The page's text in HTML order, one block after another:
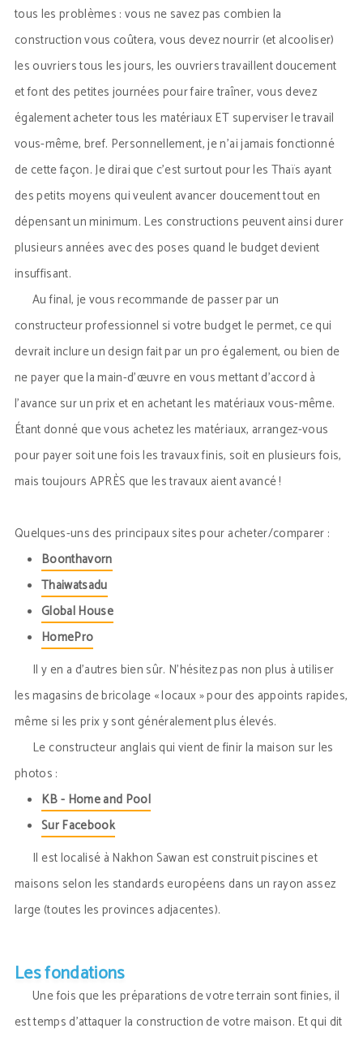
tous les problèmes : vous ne savez pas combien la
construction vous coûtera, vous devez nourrir (et alcooliser)
les ouvriers tous les jours, les ouvriers travaillent doucement
et font des petites journées pour faire traîner, vous devez
également acheter tous les matériaux ET superviser le travail
vous-même, bref. Personnellement, je n’ai jamais fonctionné
de cette façon. Je dirai que c’est surtout pour les Thaïs ayant
des petits moyens qui veulent avancer doucement tout en
dépensant un minimum. Les constructions peuvent ainsi durer
plusieurs années avec des poses quand le budget devient
insuffisant.
Au final, je vous recommande de passer par un
constructeur professionnel si votre budget le permet, ce qui
devrait inclure un design fait par un pro également, ou bien de
ne payer que la main-d’œuvre en vous mettant d’accord à
l’avance sur un prix et en achetant les matériaux vous-même.
Étant donné que vous achetez les matériaux, arrangez-vous
pour payer soit une fois les travaux finis, soit en plusieurs fois,
mais toujours APRÈS que les travaux aient avancé !
Quelques-uns des principaux sites pour acheter/comparer :
Boonthavorn
Thaiwatsadu
Global House
HomePro
Il y en a d’autres bien sûr. N’hésitez pas non plus à utiliser
les magasins de bricolage « locaux » pour des appoints rapides,
même si les prix y sont généralement plus élevés.
Le constructeur anglais qui vient de finir la maison sur les
photos :
KB - Home and Pool
Sur Facebook
Il est localisé à Nakhon Sawan est construit piscines et
maisons selon les standards européens dans un rayon assez
large (toutes les provinces adjacentes).
Les fondations
Une fois que les préparations de votre terrain sont finies, il
est temps d’attaquer la construction de votre maison. Et qui dit